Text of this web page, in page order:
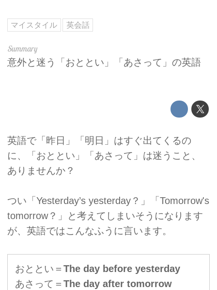
マイスタイル 英会話
意外と迷う「おととい」「あさって」の英語
英語で「昨日」「明日」はすぐ出てくるの
に、「おととい」「あさって」は迷うこと、
ありませんか？
つい「Yesterday’s yesterday？」「Tomorrow's
tomorrow？」と考えてしまいそうになります
が、英語ではこんなふうに言います。
おととい＝ The day before yesterday
あさって＝ The day after tomorrow